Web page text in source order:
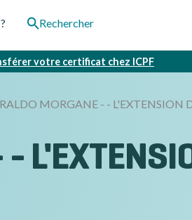
Rechercher
votre certificat chez ICPF
MORGANE - - L'EXTENSION